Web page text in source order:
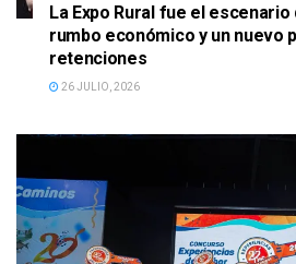
La Expo Rural fue el escenario
rumbo económico y un nuevo
retenciones
26 JULIO, 2026